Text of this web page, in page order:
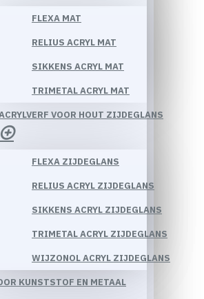
FLEXA MAT
RELIUS ACRYL MAT
SIKKENS ACRYL MAT
TRIMETAL ACRYL MAT
VOOR HOUT ZIJDEGLANS
FLEXA ZIJDEGLANS
RELIUS ACRYL ZIJDEGLANS
SIKKENS ACRYL ZIJDEGLANS
TRIMETAL ACRYL ZIJDEGLANS
WIJZONOL ACRYL ZIJDEGLANS
KUNSTSTOF EN METAAL